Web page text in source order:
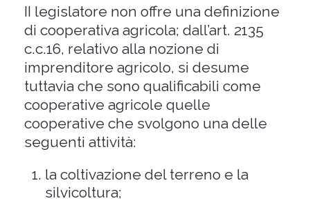
II legislatore non offre una definizione
di cooperativa agricola; dall’art. 2135
c.c.16, relativo alla nozione di
imprenditore agricolo, si desume
tuttavia che sono qualificabili come
cooperative agricole quelle
cooperative che svolgono una delle
seguenti attività:
la coltivazione del terreno e la
silvicoltura;